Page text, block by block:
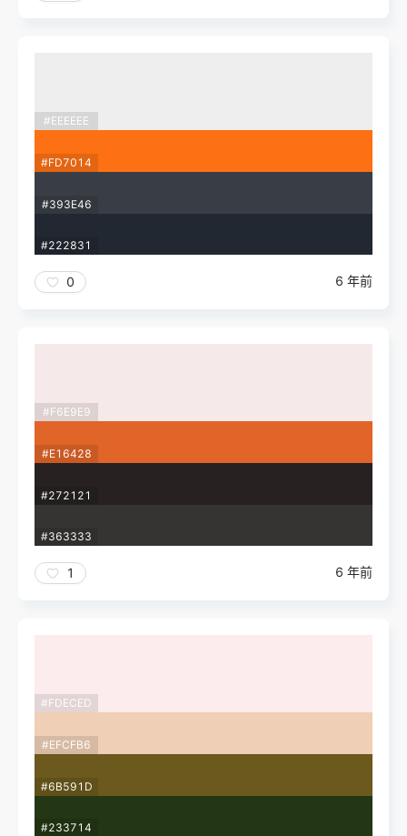
#EEEEEE
#FD7014
#393E46
#222831
0 6 年前
#F6E9E9
#E16428
#272121
#363333
1 6 年前
#FDECED
#EFCFB6
#6B591D
#233714